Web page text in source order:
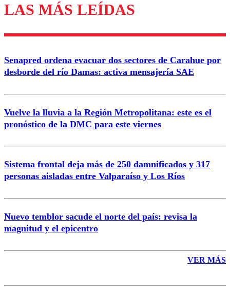
Los comentarios son moderados para garantizar un
diálogo respetuoso.
Correo
Enviar comentario
LAS MÁS LEÍDAS
Senapred ordena evacuar dos sectores de Carahue por
desborde del río Damas: activa mensajería SAE
Vuelve la lluvia a la Región Metropolitana: este es el
pronóstico de la DMC para este viernes
Sistema frontal deja más de 250 damnificados y 317
personas aisladas entre Valparaíso y Los Ríos
Nuevo temblor sacude el norte del país: revisa la
magnitud y el epicentro
VER MÁS